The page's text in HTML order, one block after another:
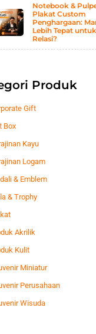
Notebook &
Plakat Custom
Penghargaan:
Lebih Tepat
Relasi?
Produk
Gift
Box
Kayu
Logam
& Emblem
& Trophy
Akrilik
Kulit
Miniatur
Perusahaan
Wisuda